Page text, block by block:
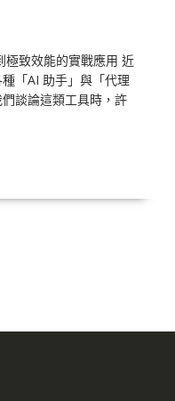
致效能的實戰應用 近
「AI 助手」與「代理
談論這類工具時，許